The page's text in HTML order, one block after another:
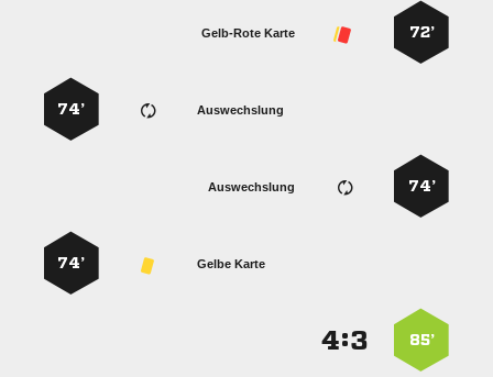
72’
Gelb-Rote Karte
Auswechslung
74’
74’
Auswechslung
Gelbe Karte
74’
85’
: